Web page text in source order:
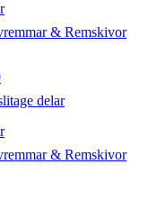
& Remskivor
delar
& Remskivor